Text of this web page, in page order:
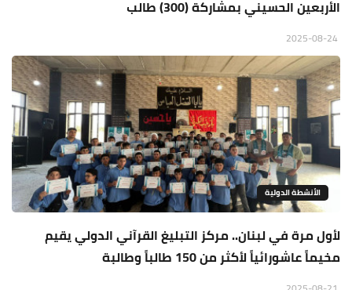
الأربعين الحسيني بمشاركة (300) طالب
الأنشطة الدولية
لأول مرة في لبنان.. مركز التبليغ القرآني الدولي يقيم
مخيماً عاشورائياً لأكثر من 150 طالباً وطالبة